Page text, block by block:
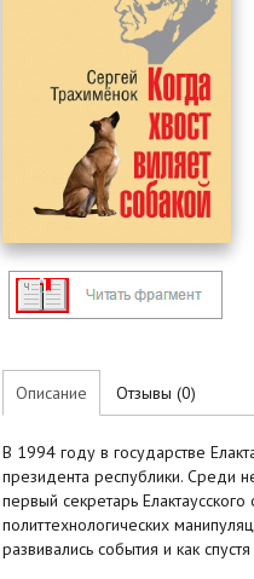
Описание Отзывы (0)
В 1994 году в государстве
президента республики. Среди
первый секретарь
политтехнологических
развивались события и как